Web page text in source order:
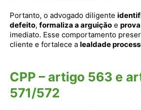
Portanto, o advogado diligente
defeito, formaliza a arguição e
imediato. Esse comportamento
cliente e fortalece a lealdade
CPP – artigo 563 e
571/572